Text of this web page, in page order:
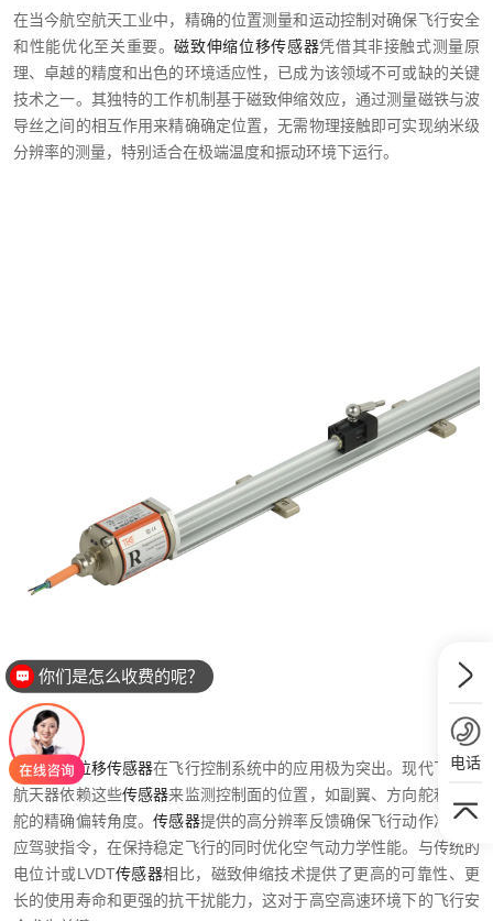
在当今航空航天工业中，精确的位置测量和运动控制对确保飞行安全
和性能优化至关重要。磁致伸缩位移传感器凭借其非接触式测量原
理、卓越的精度和出色的环境适应性，已成为该领域不可或缺的关键
技术之一。其独特的工作机制基于磁致伸缩效应，通过测量磁铁与波
导丝之间的相互作用来精确确定位置，无需物理接触即可实现纳米级
分辨率的测量，特别适合在极端温度和振动环境下运行。
磁致伸缩位移传感器在飞行控制系统中的应用极为突出。现代飞机和
航天器依赖这些传感器来监测控制面的位置，如副翼、方向舵和升降
舵的精确偏转角度。传感器提供的高分辨率反馈确保飞行动作准确响
应驾驶指令，在保持稳定飞行的同时优化空气动力学性能。与传统的
电位计或LVDT传感器相比，磁致伸缩技术提供了更高的可靠性、更
长的使用寿命和更强的抗干扰能力，这对于高空高速环境下的飞行安
电话
你们是怎么收费的呢？